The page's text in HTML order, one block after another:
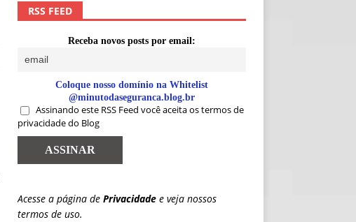
RSS FEED
Receba novos posts por email:
Coloque nosso domínio na Whitelist
@minutodaseguranca.blog.br
Assinando este RSS Feed você aceita os termos de
privacidade do Blog
Acesse a página de Privacidade e veja nossos
termos de uso.